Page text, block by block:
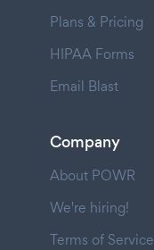
Plans & Pricing
HIPAA Forms
Email Blast
Company
About POWR
We're hiring!
Terms of Service